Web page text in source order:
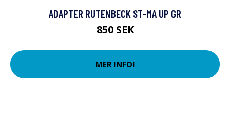
ADAPTER RUTENBECK ST-MA UP GR
850 SEK
MER INFO!